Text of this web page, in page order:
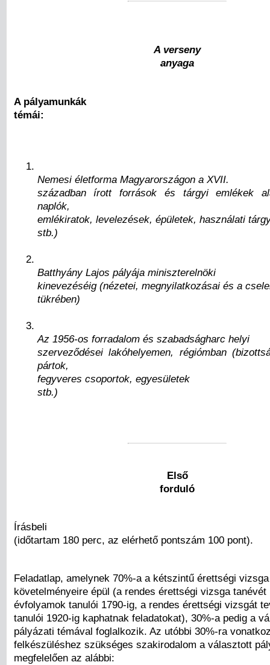
A verseny
anyaga
A pályamunkák
témái:
Nemesi életforma Magyarországon a XVII.
században írott források és tárgyi emlékek
naplók,
emlékiratok, levelezések, épületek, használati
stb.)
Batthyány Lajos pályája miniszterelnöki
kinevezéséig (nézetei, megnyilatkozásai és a
tükrében)
Az 1956-os forradalom és szabadságharc helyi
szerveződései lakóhelyemen, régiómban
pártok,
fegyveres csoportok, egyesületek
stb.)
Első
forduló
Írásbeli
(időtartam 180 perc, az elérhető pontszám 100 pont).
Feladatlap, amelynek 70%-a a kétszintű érettségi vizsga
követelményeire épül (a rendes érettségi vizsga tanévét
évfolyamok tanulói 1790-ig, a rendes érettségi vizsgát
tanulói 1920-ig kaphatnak feladatokat), 30%-a pedig a
pályázati témával foglalkozik. Az utóbbi 30%-ra
felkészüléshez szükséges szakirodalom a választott
megfelelően az alábbi: